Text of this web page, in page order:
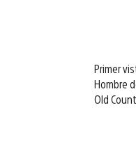
Primer
Hombre
Old